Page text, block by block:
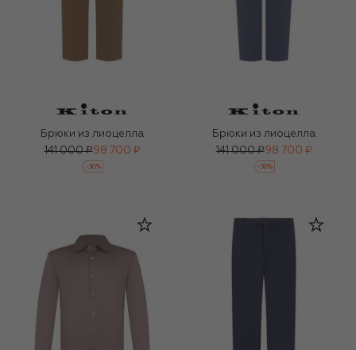
Брюки из лиоцелла
141 000 ₽98 700 ₽
-30%
Брюки из лиоцелла
141 000 ₽98 700 ₽
-30%